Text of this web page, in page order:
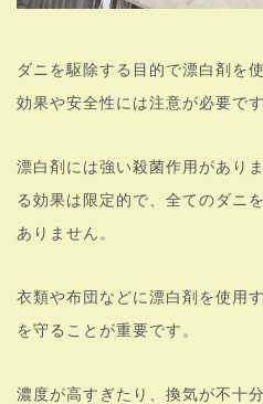
ダニを駆除する目的で漂白剤を
効果や安全性には注意が必要です
漂白剤には強い殺菌作用があり
る効果は限定的で、全てのダニ
ありません。
衣類や布団などに漂白剤を使用
を守ることが重要です。
濃度が高すぎたり、換気が不十